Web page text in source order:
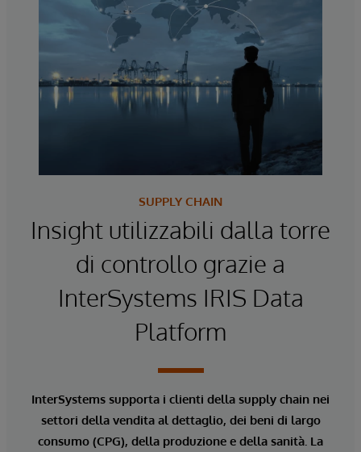
SUPPLY CHAIN
Insight utilizzabili dalla torre
di controllo grazie a
InterSystems IRIS Data
Platform
InterSystems supporta i clienti della supply chain nei
settori della vendita al dettaglio, dei beni di largo
consumo (CPG), della produzione e della sanità. La